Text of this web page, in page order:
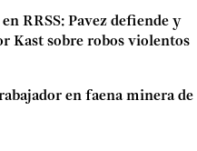
RRSS: Pavez defiende y
Kast sobre robos violentos
en faena minera de